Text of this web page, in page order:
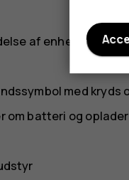
af enheden
med kryds
om batteri og oplader